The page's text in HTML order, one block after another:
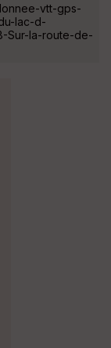
vtt-gps-
lac-d-
Sur-la-route-de-